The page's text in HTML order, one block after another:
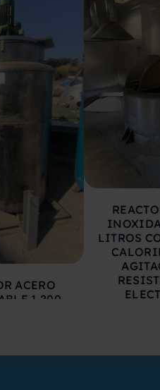
ACERO
1.200
LITROS